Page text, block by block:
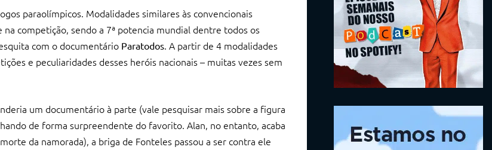
paraolímpicos. Modalidades similares às convencionais
competição, sendo a 7ª potencia mundial dentre todos os
com o documentário Paratodos. A partir de 4 modalidades
e peculiaridades desses heróis nacionais – muitas vezes sem
um documentário à parte (vale pesquisar mais sobre a figura
de forma surpreendente do favorito. Alan, no entanto, acaba
da namorada), a briga de Fonteles passou a ser contra ele